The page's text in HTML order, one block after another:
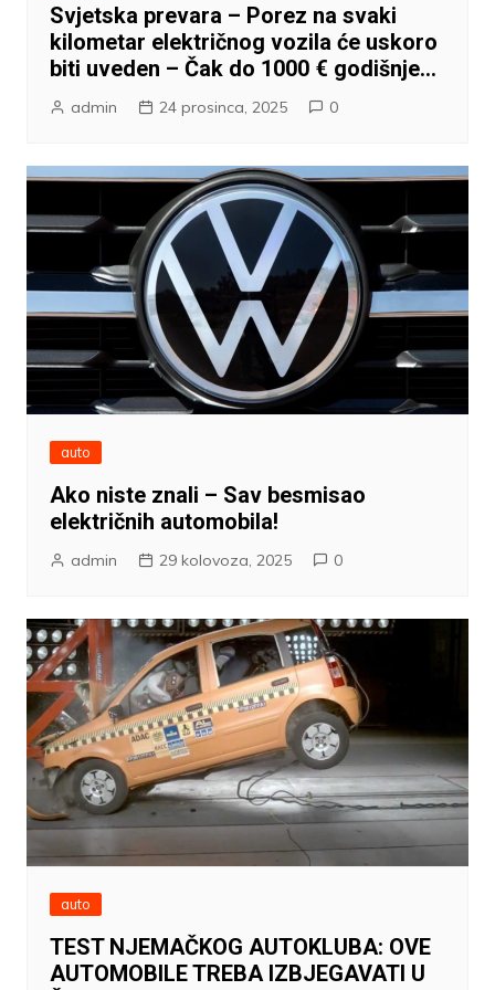
Svjetska prevara – Porez na svaki
kilometar električnog vozila će uskoro
biti uveden – Čak do 1000 € godišnje…
admin 24 prosinca, 2025 0
auto
Ako niste znali – Sav besmisao
električnih automobila!
admin 29 kolovoza, 2025 0
auto
TEST NJEMAČKOG AUTOKLUBA: OVE
AUTOMOBILE TREBA IZBJEGAVATI U